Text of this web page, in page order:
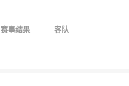
赛事结果 客队